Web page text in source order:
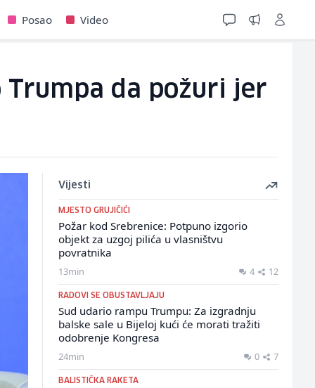
Posao Video
da požuri jer
Vijesti
MJESTO GRUJIČIĆI
Požar kod Srebrenice: Potpuno izgorio
objekt za uzgoj pilića u vlasništvu
povratnika
13min 4 12
RADOVI SE OBUSTAVLJAJU
Sud udario rampu Trumpu: Za izgradnju
balske sale u Bijeloj kući će morati tražiti
odobrenje Kongresa
24min 0 7
BALISTIČKA RAKETA